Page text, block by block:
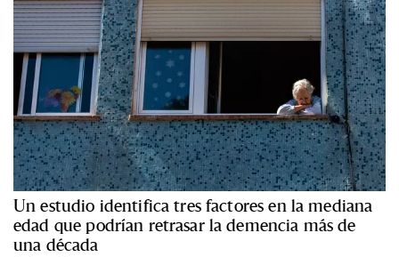
Un estudio identifica tres factores en la mediana
edad que podrían retrasar la demencia más de
una década